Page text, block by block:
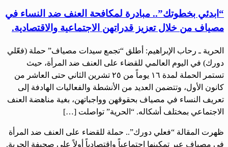
“ابدئي بخطوتك”.. مبادرة لمكافحة العنف ضد النساء في
مصياف من خلال تعزيز قدراتهن الاجتماعية والاقتصادية.
الحرية ـ رحاب الإبراهيم: أطلق “تجمع سيدات مصياف” حملة (فعّلي
دورك) في اليوم العالمي للقضاء على العنف ضد المرأة، حيث
تستمر الحملة لمدة ١٦ يوماً من ٢٥ تشرين الثاني حتى العاشر من
كانون الأول، وتتضمن العديد من الأنشطة والفعاليات الهادفة إلى
تعريف النساء في مصياف بحقوقهن وواجباتهن، بغية مناهضة العنف
الاجتماعي بمختلف أشكاله. “الحرية” تواصلت […]
ظهرت المقالة “فعلي دورك”.. حملة للقضاء على العنف ضد المرأة
في مصياف عبر تمكينها اجتماعياً واقتصادياً أولاً على صحيفة الحرية.